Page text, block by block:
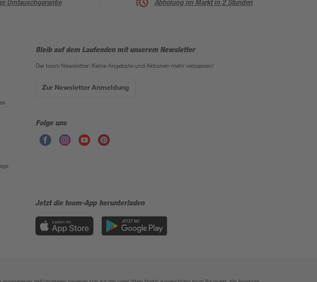
Umtauschgarantie Abholung im Markt in 2 Stunden
Bleib auf dem Laufenden mit unserem Newsletter
Der toom Newsletter: Keine Angebote und Aktionen mehr verpassen!
Zur Newsletter Anmeldung
Folge uns
Jetzt die toom-App herunterladen